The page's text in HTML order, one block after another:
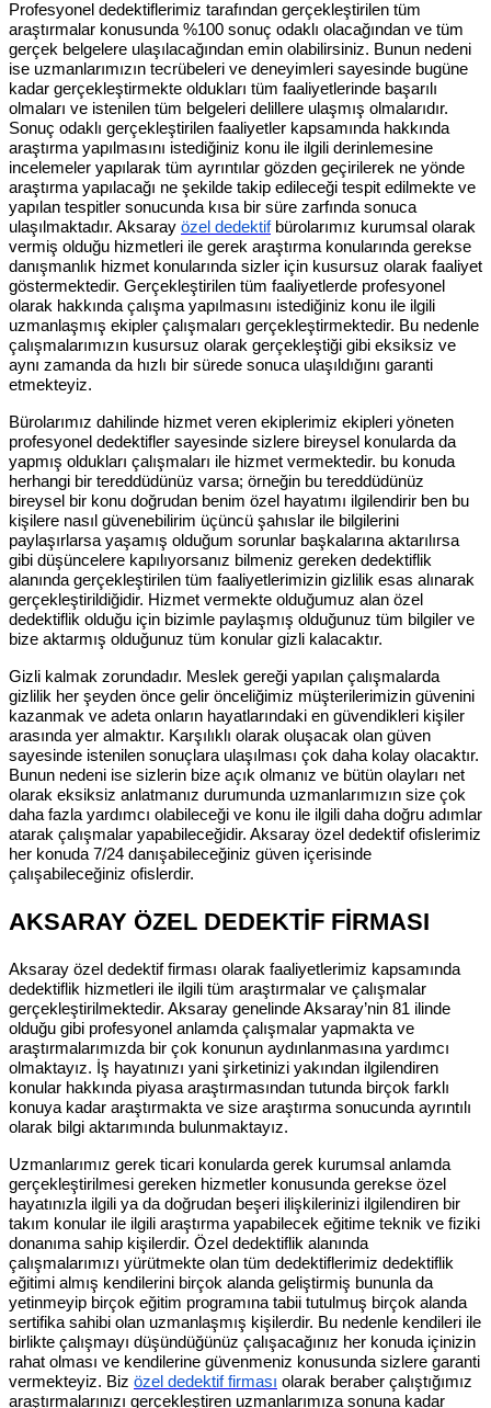
Profesyonel dedektiflerimiz tarafından gerçekleştirilen tüm
araştırmalar konusunda %100 sonuç odaklı olacağından ve tüm
gerçek belgelere ulaşılacağından emin olabilirsiniz. Bunun nedeni
ise uzmanlarımızın tecrübeleri ve deneyimleri sayesinde bugüne
kadar gerçekleştirmekte oldukları tüm faaliyetlerinde başarılı
olmaları ve istenilen tüm belgeleri delillere ulaşmış olmalarıdır.
Sonuç odaklı gerçekleştirilen faaliyetler kapsamında hakkında
araştırma yapılmasını istediğiniz konu ile ilgili derinlemesine
incelemeler yapılarak tüm ayrıntılar gözden geçirilerek ne yönde
araştırma yapılacağı ne şekilde takip edileceği tespit edilmekte ve
yapılan tespitler sonucunda kısa bir süre zarfında sonuca
ulaşılmaktadır. Aksaray özel dedektifbürolarımız kurumsal olarak
vermiş olduğu hizmetleri ile gerek araştırma konularında gerekse
danışmanlık hizmet konularında sizler için kusursuz olarak faaliyet
göstermektedir. Gerçekleştirilen tüm faaliyetlerde profesyonel
olarak hakkında çalışma yapılmasını istediğiniz konu ile ilgili
uzmanlaşmış ekipler çalışmaları gerçekleştirmektedir. Bu nedenle
çalışmalarımızın kusursuz olarak gerçekleştiği gibi eksiksiz ve
aynı zamanda da hızlı bir sürede sonuca ulaşıldığını garanti
etmekteyiz.
Bürolarımız dahilinde hizmet veren ekiplerimiz ekipleri yöneten
profesyonel dedektifler sayesinde sizlere bireysel konularda da
yapmış oldukları çalışmaları ile hizmet vermektedir. bu konuda
herhangi bir tereddüdünüz varsa; örneğin bu tereddüdünüz
bireysel bir konu doğrudan benim özel hayatımı ilgilendirir ben bu
kişilere nasıl güvenebilirim üçüncü şahıslar ile bilgilerini
paylaşırlarsa yaşamış olduğum sorunlar başkalarına aktarılırsa
gibi düşüncelere kapılıyorsanız bilmeniz gereken dedektiflik
alanında gerçekleştirilen tüm faaliyetlerimizin gizlilik esas alınarak
gerçekleştirildiğidir. Hizmet vermekte olduğumuz alan özel
dedektiflik olduğu için bizimle paylaşmış olduğunuz tüm bilgiler ve
bize aktarmış olduğunuz tüm konular gizli kalacaktır.
Gizli kalmak zorundadır. Meslek gereği yapılan çalışmalarda
gizlilik her şeyden önce gelir önceliğimiz müşterilerimizin güvenini
kazanmak ve adeta onların hayatlarındaki en güvendikleri kişiler
arasında yer almaktır. Karşılıklı olarak oluşacak olan güven
sayesinde istenilen sonuçlara ulaşılması çok daha kolay olacaktır.
Bunun nedeni ise sizlerin bize açık olmanız ve bütün olayları net
olarak eksiksiz anlatmanız durumunda uzmanlarımızın size çok
daha fazla yardımcı olabileceği ve konu ile ilgili daha doğru adımlar
atarak çalışmalar yapabileceğidir. Aksaray özel dedektif ofislerimiz
her konuda 7/24 danışabileceğiniz güven içerisinde
çalışabileceğiniz ofislerdir.
AKSARAY ÖZEL DEDEKTİF FİRMASI
Aksaray özel dedektif firması olarak faaliyetlerimiz kapsamında
dedektiflik hizmetleri ile ilgili tüm araştırmalar ve çalışmalar
gerçekleştirilmektedir. Aksaray genelinde Aksaray’nin 81 ilinde
olduğu gibi profesyonel anlamda çalışmalar yapmakta ve
araştırmalarımızda bir çok konunun aydınlanmasına yardımcı
olmaktayız. İş hayatınızı yani şirketinizi yakından ilgilendiren
konular hakkında piyasa araştırmasından tutunda birçok farklı
konuya kadar araştırmakta ve size araştırma sonucunda ayrıntılı
olarak bilgi aktarımında bulunmaktayız.
Uzmanlarımız gerek ticari konularda gerek kurumsal anlamda
gerçekleştirilmesi gereken hizmetler konusunda gerekse özel
hayatınızla ilgili ya da doğrudan beşeri ilişkilerinizi ilgilendiren bir
takım konular ile ilgili araştırma yapabilecek eğitime teknik ve fiziki
donanıma sahip kişilerdir. Özel dedektiflik alanında
çalışmalarımızı yürütmekte olan tüm dedektiflerimiz dedektiflik
eğitimi almış kendilerini birçok alanda geliştirmiş bununla da
yetinmeyip birçok eğitim programına tabii tutulmuş birçok alanda
sertifika sahibi olan uzmanlaşmış kişilerdir. Bu nedenle kendileri ile
birlikte çalışmayı düşündüğünüz çalışacağınız her konuda içinizin
rahat olması ve kendilerine güvenmeniz konusunda sizlere garanti
vermekteyiz. Biz özel dedektif firması olarak beraber çalıştığımız
araştırmalarınızı gerçekleştiren uzmanlarımıza sonuna kadar